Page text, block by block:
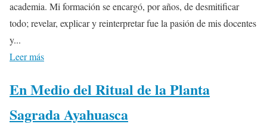
academia. Mi formación se encargó, por años, de desmitificar
todo; revelar, explicar y reinterpretar fue la pasión de mis docentes
y...
Leer más
En Medio del Ritual de la Planta
Sagrada Ayahuasca